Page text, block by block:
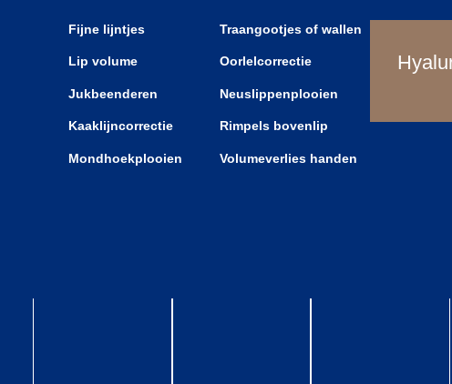
Fijne lijntjes
Lip volume
Jukbeenderen
Kaaklijncorrectie
Mondhoekplooien
Traangootjes of wallen
Oorlelcorrectie
Neuslippenplooien
Rimpels bovenlip
Volumeverlies handen